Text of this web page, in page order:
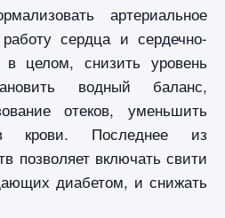
артериальное
сердца и сердечно-
целом, снизить уровень
водный баланс,
отеков, уменьшить
крови. Последнее из
позволяет включать свити
диабетом, и снижать